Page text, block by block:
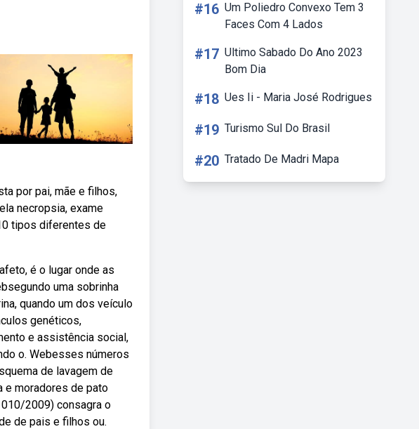
por pai, mãe e filhos,
necropsia, exame
tipos diferentes de
é o lugar onde as
uma sobrinha
quando um dos veículo
genéticos,
e assistência social,
o. Webesses números
de lavagem de
e moradores de pato
010/2009) consagra o
de pais e filhos ou.
#16 Um Poliedro Convexo Tem 3
Faces Com 4 Lados
#17 Ultimo Sabado Do Ano 2023
Bom Dia
#18 Ues Ii - Maria José Rodrigues
#19 Turismo Sul Do Brasil
#20 Tratado De Madri Mapa